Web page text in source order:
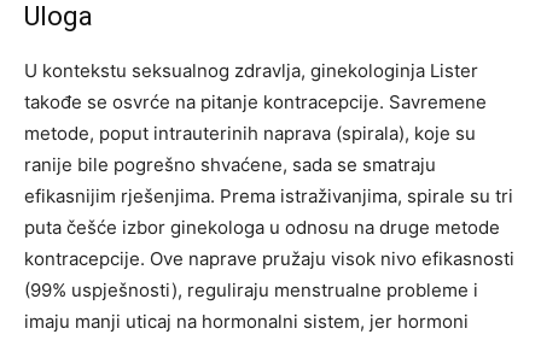
Uloga
U kontekstu seksualnog zdravlja, ginekologinja Lister
takođe se osvrće na pitanje kontracepcije. Savremene
metode, poput intrauterinih naprava (spirala), koje su
ranije bile pogrešno shvaćene, sada se smatraju
efikasnijim rješenjima. Prema istraživanjima, spirale su tri
puta češće izbor ginekologa u odnosu na druge metode
kontracepcije. Ove naprave pružaju visok nivo efikasnosti
(99% uspješnosti), reguliraju menstrualne probleme i
imaju manji uticaj na hormonalni sistem, jer hormoni